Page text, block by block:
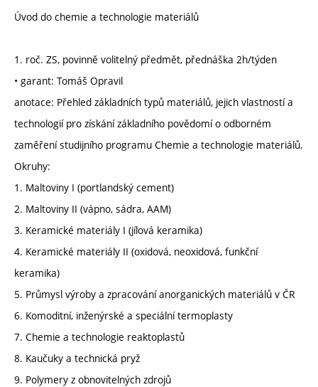
Úvod do chemie a technologie materiálů
1. roč. ZS, povinně volitelný předmět, přednáška 2h/týden
• garant: Tomáš Opravil
anotace: Přehled základních typů materiálů, jejich vlastností a
technologií pro získání základního povědomí o odborném
zaměření studijního programu Chemie a technologie materiálů.
Okruhy:
1. Maltoviny I (portlandský cement)
2. Maltoviny II (vápno, sádra, AAM)
3. Keramické materiály I (jílová keramika)
4. Keramické materiály II (oxidová, neoxidová, funkční
keramika)
5. Průmysl výroby a zpracování anorganických materiálů v ČR
6. Komoditní, inženýrské a speciální termoplasty
7. Chemie a technologie reaktoplastů
8. Kaučuky a technická pryž
9. Polymery z obnovitelných zdrojů